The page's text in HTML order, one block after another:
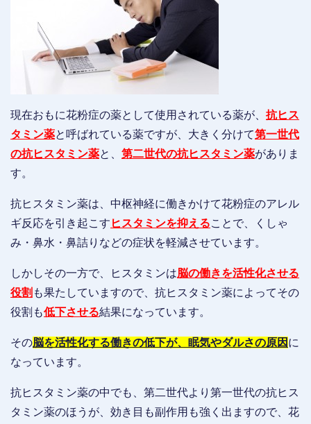
現在おもに花粉症の薬として使用されている薬が、 抗ヒス
タミン薬と呼ばれている薬ですが、大きく分けて第一世代
の抗ヒスタミン薬と、 第二世代の抗ヒスタミン薬がありま
す。
抗ヒスタミン薬は、中枢神経に働きかけて花粉症のアレル
ギ反応を引き起こす ヒスタミンを抑えることで、くしゃ
み・鼻水・鼻詰りなどの症状を軽減させています。
しかしその一方で、ヒスタミンは脳の働きを活性化させる
役割 も果たしていますので、抗ヒスタミン薬によってその
役割も低下させる結果になっています。
その脳を活性化する働きの低下が、眠気やダルさの原因 に
なっています。
抗ヒスタミン薬の中でも、第二世代より第一世代の抗ヒス
タミン薬のほうが、効き目も副作用も強く出ますので、花